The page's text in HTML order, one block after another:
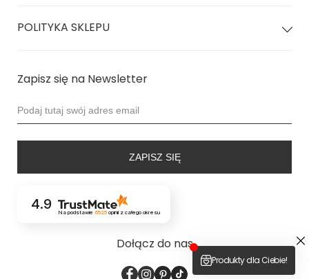
POLITYKA SKLEPU
Zapisz się na Newsletter
ZAPISZ SIĘ
4.9
Na podstawie 6525opinii z całego okresu
Dołącz do nas